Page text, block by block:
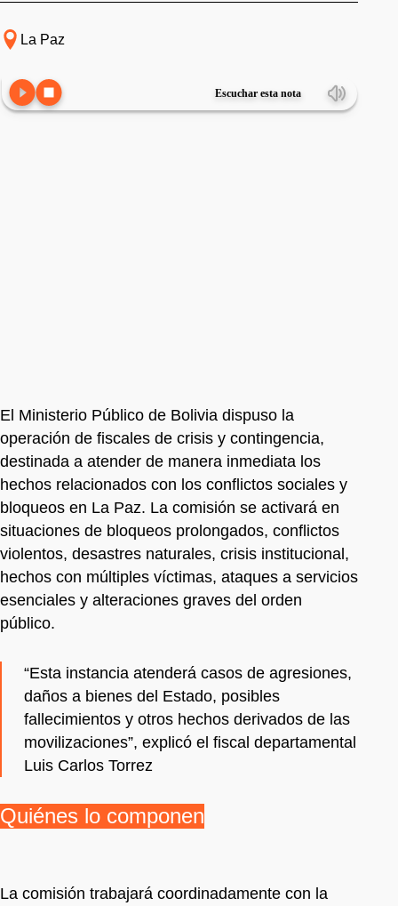
La Paz
Escuchar esta nota
El Ministerio Público de Bolivia dispuso la
operación de fiscales de crisis y contingencia,
destinada a atender de manera inmediata los
hechos relacionados con los conflictos sociales y
bloqueos en La Paz. La comisión se activará en
situaciones de bloqueos prolongados, conflictos
violentos, desastres naturales, crisis institucional,
hechos con múltiples víctimas, ataques a servicios
esenciales y alteraciones graves del orden
público.
“Esta instancia atenderá casos de agresiones,
daños a bienes del Estado, posibles
fallecimientos y otros hechos derivados de las
movilizaciones”, explicó el fiscal departamental
Luis Carlos Torrez
Quiénes lo componen
La comisión trabajará coordinadamente con la